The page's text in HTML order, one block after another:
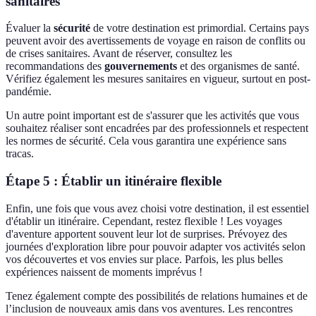
Évaluer la sécurité de votre destination est primordial. Certains pays
peuvent avoir des avertissements de voyage en raison de conflits ou
de crises sanitaires. Avant de réserver, consultez les
recommandations des gouvernements et des organismes de santé.
Vérifiez également les mesures sanitaires en vigueur, surtout en post-
pandémie.
Un autre point important est de s'assurer que les activités que vous
souhaitez réaliser sont encadrées par des professionnels et respectent
les normes de sécurité. Cela vous garantira une expérience sans
tracas.
Étape 5 : Établir un itinéraire flexible
Enfin, une fois que vous avez choisi votre destination, il est essentiel
d'établir un itinéraire. Cependant, restez flexible ! Les voyages
d'aventure apportent souvent leur lot de surprises. Prévoyez des
journées d'exploration libre pour pouvoir adapter vos activités selon
vos découvertes et vos envies sur place. Parfois, les plus belles
expériences naissent de moments imprévus !
Tenez également compte des possibilités de relations humaines et de
l’inclusion de nouveaux amis dans vos aventures. Les rencontres